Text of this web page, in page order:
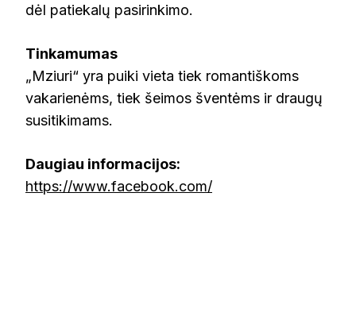
dėl patiekalų pasirinkimo.
Tinkamumas
„Mziuri“ yra puiki vieta tiek romantiškoms
vakarienėms, tiek šeimos šventėms ir draugų
susitikimams.
Daugiau informacijos:
https://www.facebook.com/